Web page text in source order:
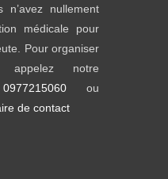
nullement
médicale pour
Pour organiser
appelez notre
0977215060ou
de contact